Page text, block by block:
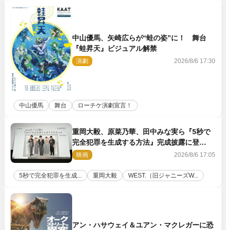
中山優馬、矢崎広らが“蛙の姿”に！ 舞台
『蛙昇天』ビジュアル解禁
演劇 2026/8/6 17:30
中山優馬 舞台 ローチケ演劇宣言！
重岡大毅、原菜乃華、田中みな実ら『5秒で
完全犯罪を生成する方法』完成披露に登
壇！ それぞれのAI活用術も発表
映画 2026/8/6 17:05
5秒で完全犯罪を生成... 重岡大毅 WEST.（旧ジャニーズW...
アン・ハサウェイ＆ユアン・マクレガーに恐